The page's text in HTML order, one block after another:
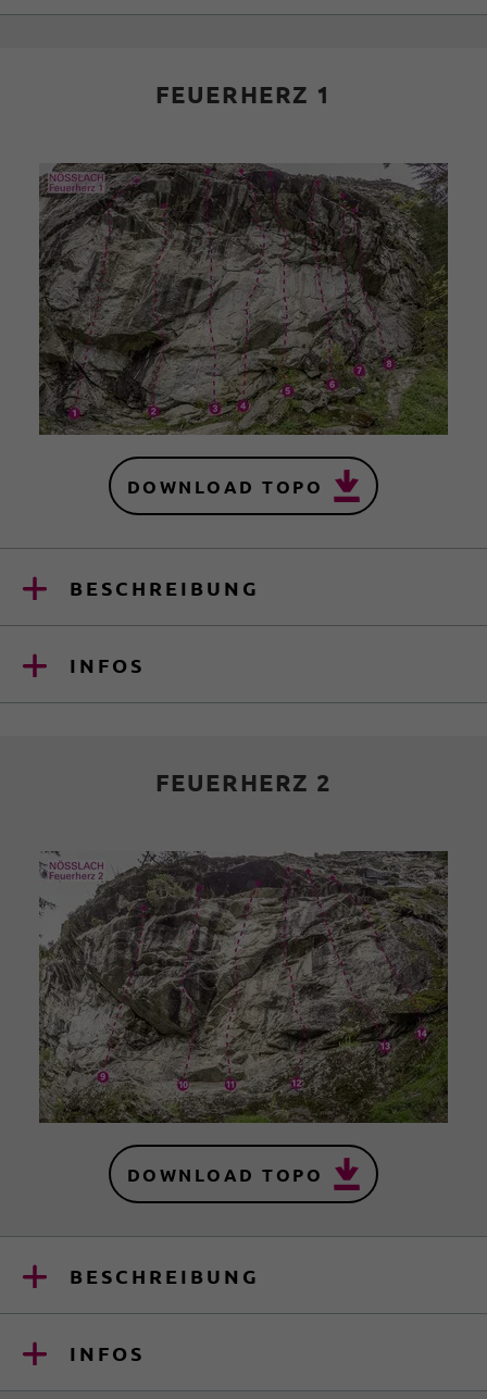
FEUERHERZ 1
DOWNLOAD TOPO
BESCHREIBUNG
INFOS
FEUERHERZ 2
DOWNLOAD TOPO
BESCHREIBUNG
INFOS